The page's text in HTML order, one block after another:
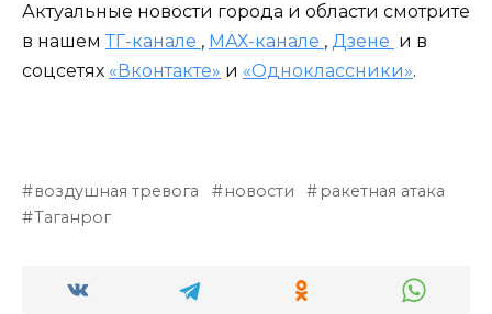
Актуальные новости города и области смотрите
в нашем ТГ-канале , МАХ-канале , Дзене и в
соцсетях «Вконтакте» и «Одноклассники».
воздушная тревога новости
ракетная атака
Таганрог